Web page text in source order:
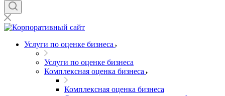
Услуги по оценке бизнеса
Услуги по оценке бизнеса
Комплексная оценка бизнеса
Комплексная оценка бизнеса